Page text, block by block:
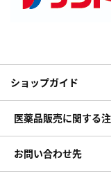
ショップガイド
医薬品販売に関する
お問い合わせ先